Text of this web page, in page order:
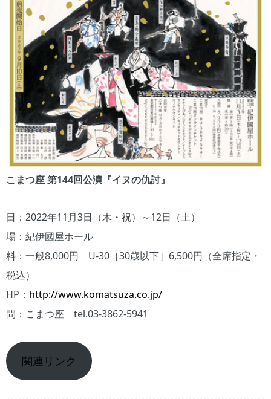
こまつ座 第144回公演『イヌの仇討』
日：2022年11月3日（木・祝）～12日（土）
場：紀伊國屋ホール
料：一般8,000円 U-30［30歳以下］6,500円（全席指定・
税込）
HP： http://www.komatsuza.co.jp/
問：こまつ座 tel.03-3862-5941
関連リンク